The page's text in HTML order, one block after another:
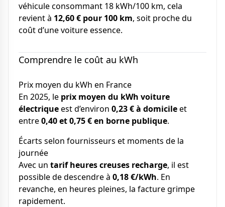
véhicule consommant 18 kWh/100 km, cela
revient à 12,60 € pour 100 km, soit proche du
coût d’une voiture essence.
Comprendre le coût au kWh
Prix moyen du kWh en France
En 2025, le prix moyen du kWh voiture
électriqueest d’environ 0,23 € à domicileet
entre0,40 et 0,75 € en borne publique.
Écarts selon fournisseurs et moments de la
journée
Avec un tarif heures creuses recharge, il est
possible de descendre à 0,18 €/kWh. En
revanche, en heures pleines, la facture grimpe
rapidement.